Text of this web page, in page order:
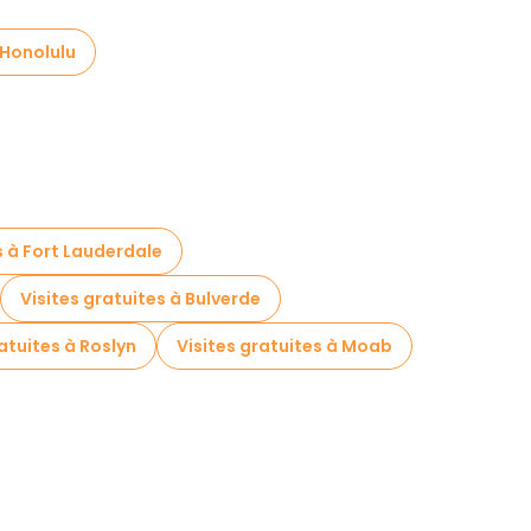
Fort Lauderdale
Visites gratuites à Bulverde
à Roslyn
Visites gratuites à Moab